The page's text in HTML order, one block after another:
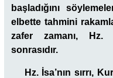
başladığını
elbette tahmini
zafer zamanı, Hz.
sonrasıdır.
Hz. İsa’nın sırrı,